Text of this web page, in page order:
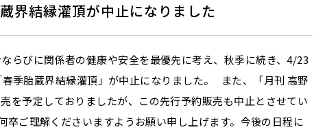
界結縁灌頂が中止になりました
らびに関係者の健康や安全を最優先に考え、秋季に続き、4/23
季胎蔵界結縁灌頂」が中止になりました。 また、「月刊 高野
を予定しておりましたが、この先行予約販売も中止とさせてい
ご理解くださいますようお願い申し上げます。今後の日程に